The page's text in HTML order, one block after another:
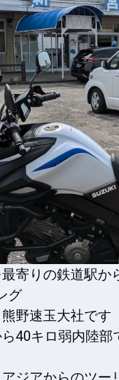
寄りの鉄道駅か
グ
野速玉大社です
40キロ弱内陸